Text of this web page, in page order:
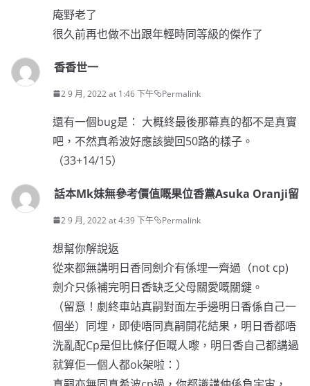
庵野老了
很久前再也做不出跟年輕時同等級的傑作了
香香世一
2 9 月, 2022 at 1:46 下午 Permalink
還有一個bug是： 大概終最後那幕真的都不是真實
吧，不然真希波好應該變回50路的樣子。
（33+14/15）
話本Mk妹無參考價值嘅果位香黨Asuka Oranji留
2 9 月, 2022 at 4:39 下午 Permalink
想幫你解說返
從來都無講明日香同劍介有係埋一齊過（not cp)
劍介只係補完明日香缺乏父母關愛嘅關鍵。
（留意！劇終車站真嗣對面左手邊明日香係自己一
個坐）同埋，即使唔同真嗣開花結果，明日香都唔
洗亂配Cp是但比條仔佢嘅人嚟，明日香自己都講過
就算佢一個人都ok架啦：）